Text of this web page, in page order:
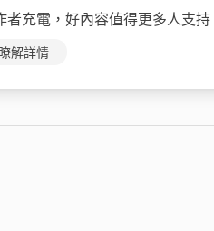
充電，好內容值得更多人支持
瞭解詳情